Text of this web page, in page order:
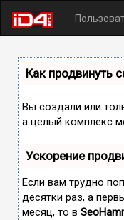
Как продвинуть
Вы создали или
а целый комплекс
Ускорение
Если вам трудно
десятки раз, а
месяц, то в